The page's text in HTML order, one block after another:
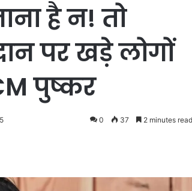
है न! तो
पर खड़े लोगों
पुष्कर
0 37 2 minutes read